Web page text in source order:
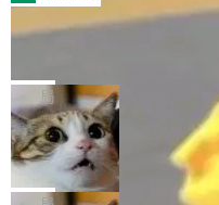
由中关村智联软件服务业质量
“智构可信·质创未来——AI原
式”为主题，直面AI从实验室
的核心质量命题。会上，《
工具选型手册》发布，Testin
nt智能测试系统入选AI测试领
O而言，这提示了一个转变：
工具升级为企业的质量基础
让非法状态不可表示：一篇
有一种东西，一旦用过就回
eev 管它叫"软件设计的基石
鲜——代数数据类型（ADT）
（sum type）。但他说清楚了
型系统的学术体操，是日常
章从一个简单的例子切入。
局
Cloudflare 开源内部企业
dflare OS
Cloudflare 发布了一个开源
S。如果你只看官方博客，你